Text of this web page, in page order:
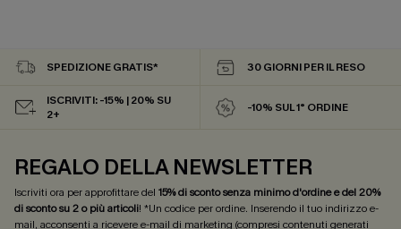
SPEDIZIONE GRATIS* 30 GIORNI PER IL RESO
ISCRIVITI: -15% | 20% SU
2+
-10% SUL 1° ORDINE
REGALO DELLA NEWSLETTER
Iscriviti ora per approfittare del 15% di sconto senza minimo d'ordine e del 20%
di sconto su 2 o più articoli! *Un codice per ordine. Inserendo il tuo indirizzo e-
mail, acconsenti a ricevere e-mail di marketing (compresi contenuti generati